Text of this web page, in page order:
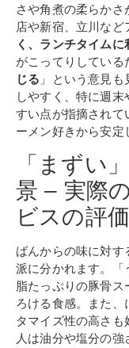
さや角煮の柔らか
店や新宿、立川な
く、ランチタイム
がこってりしている
じる 」という意見
しやすく、特に週
すい点が指摘されて
ーメン好きから安定
「まずい
景 – 実際
ビスの評
ばんからの味に対す
派に分かれます。「
脂たっぷりの豚骨ス
ろける食感。また、
タマイズ性の高さ
人は油分や塩分の